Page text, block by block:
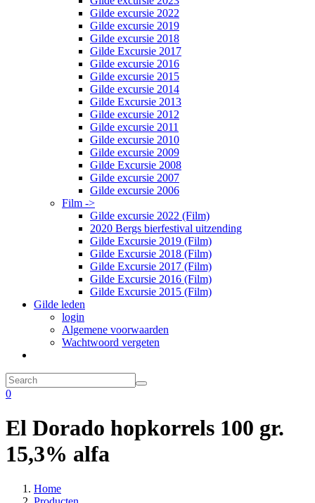
Gilde excursie 2022
Gilde excursie 2019
Gilde excursie 2018
Gilde Excursie 2017
Gilde excursie 2016
Gilde excursie 2015
Gilde excursie 2014
Gilde Excursie 2013
Gilde excursie 2012
Gilde excursie 2011
Gilde excursie 2010
Gilde excursie 2009
Gilde Excursie 2008
Gilde excursie 2007
Gilde excursie 2006
Film ->
Gilde excursie 2022 (Film)
2020 Bergs bierfestival uitzending
Gilde Excursie 2019 (Film)
Gilde Excursie 2018 (Film)
Gilde Excursie 2017 (Film)
Gilde Excursie 2016 (Film)
Gilde Excursie 2015 (Film)
Gilde leden
login
Algemene voorwaarden
Wachtwoord vergeten
0
El Dorado hopkorrels 100 gr.
15,3% alfa
Home